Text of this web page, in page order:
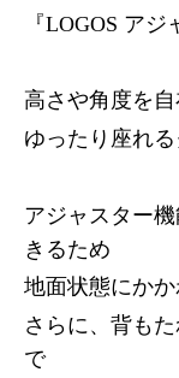
『LOGOS ア
高さや角度を自
ゆったり座れ
アジャスター
きるため
地面状態にか
さらに、背も
で